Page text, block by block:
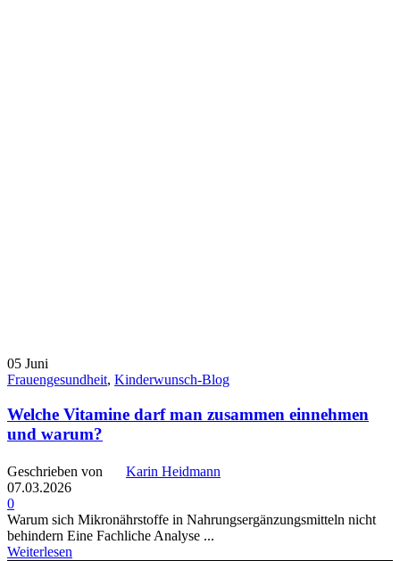
05 Juni
Frauengesundheit, Kinderwunsch-Blog
Welche Vitamine darf man zusammen einnehmen
und warum?
Geschrieben von
Karin Heidmann
07.03.2026
0
Warum sich Mikronährstoffe in Nahrungsergänzungsmitteln nicht
behindern Eine Fachliche Analyse ...
Weiterlesen